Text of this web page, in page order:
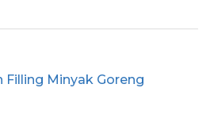
Filling Minyak Goreng